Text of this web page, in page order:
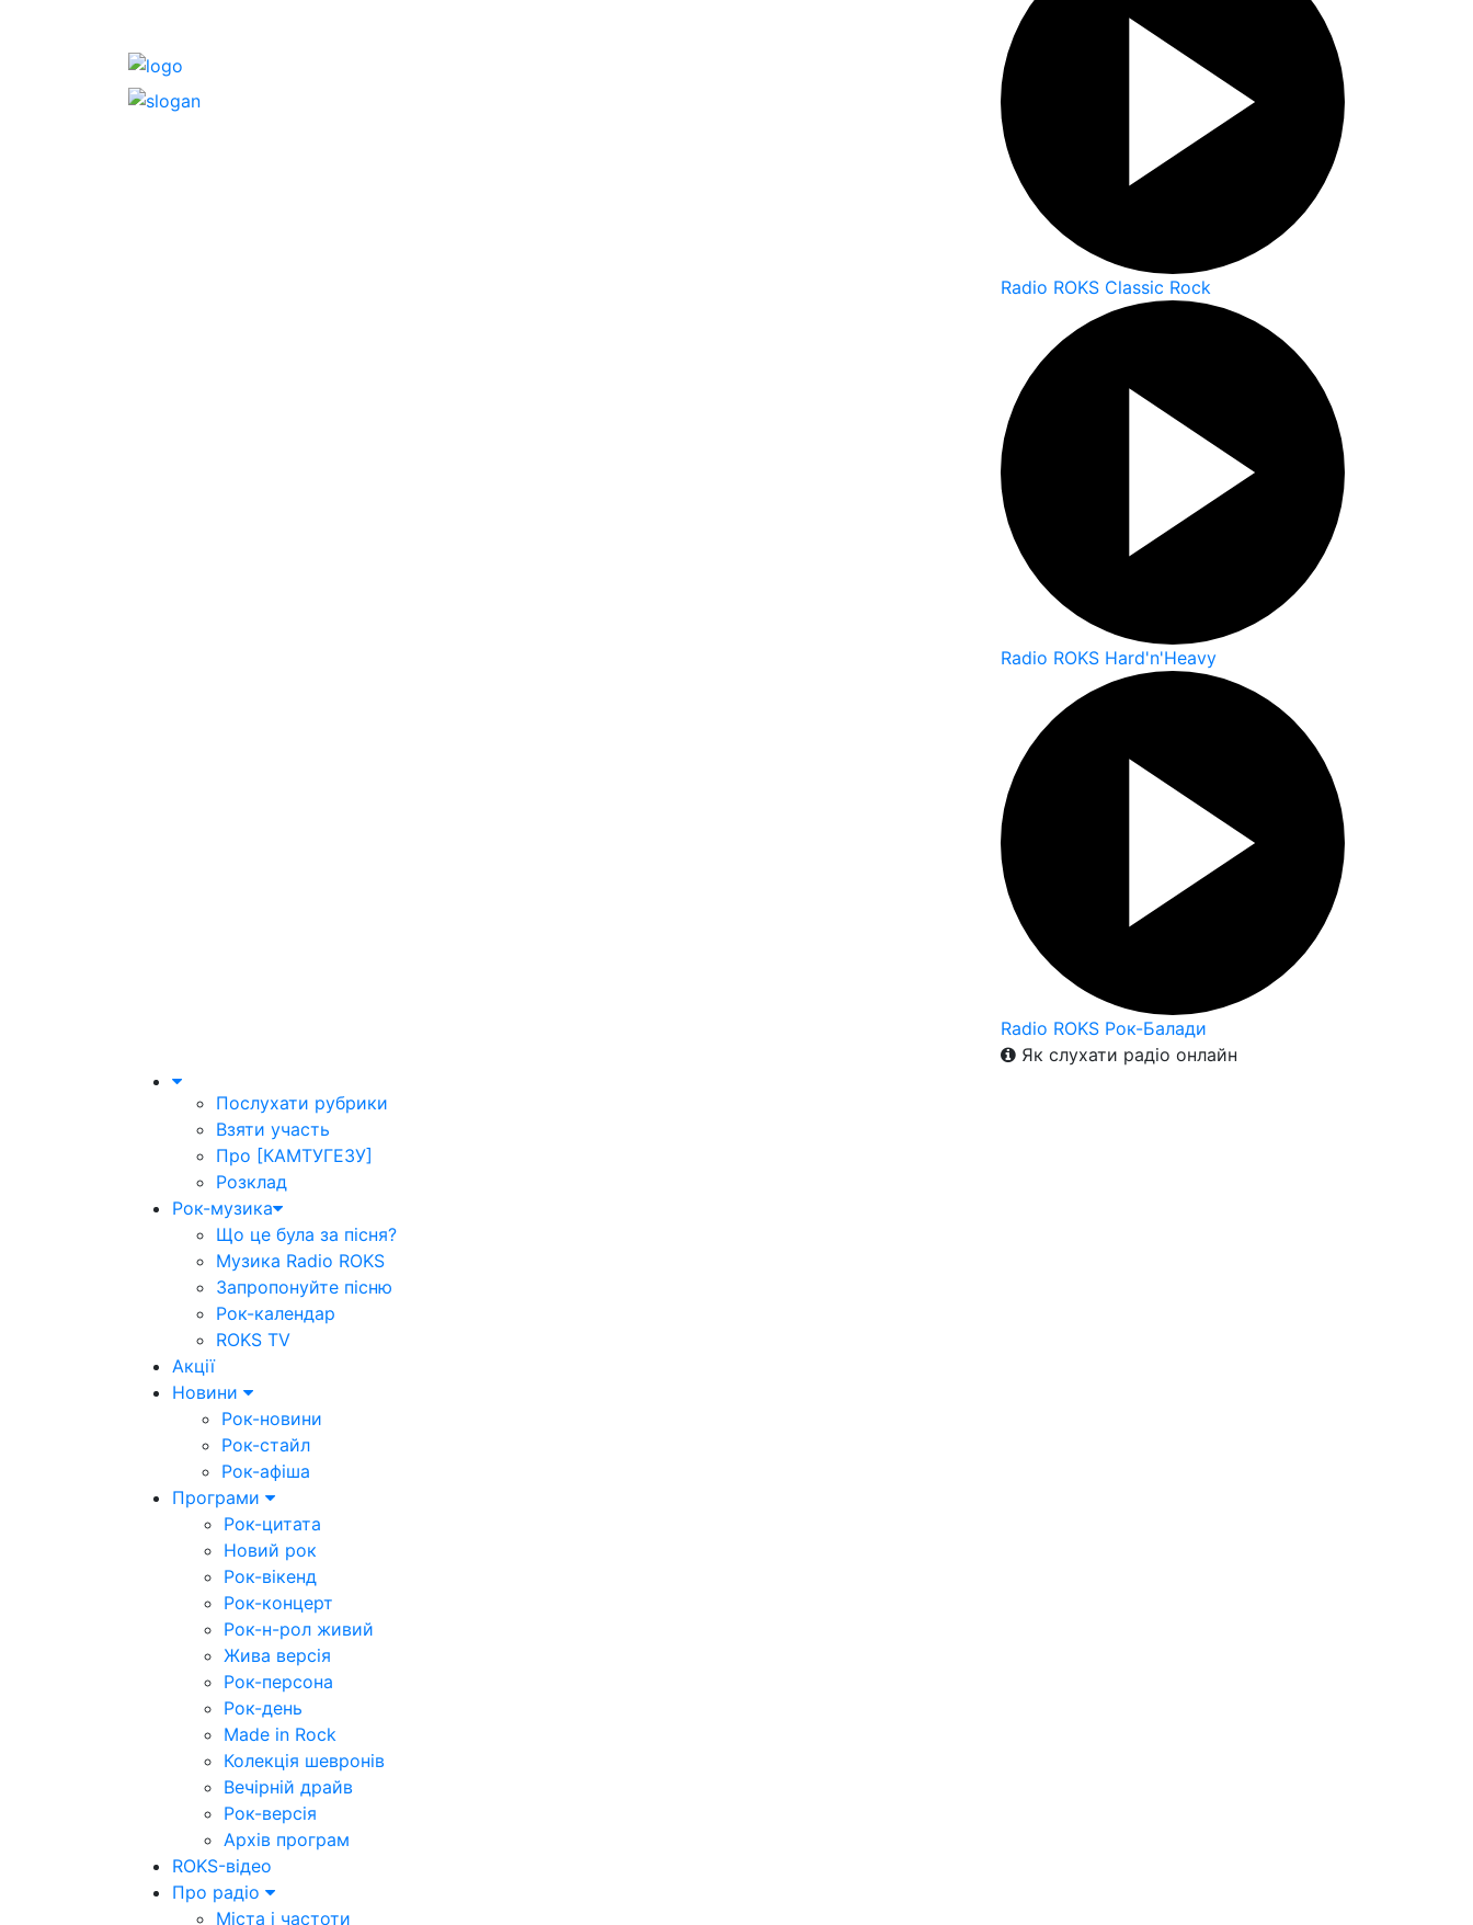
Radio ROKS Classic Rock
Radio ROKS Hard'n'Heavy
Radio ROKS Рок-Балади
Як слухати радіо онлайн
Послухати рубрики
Взяти участь
Про [КАМТУГЕЗУ]
Розклад
Рок-музика
Що це була за пісня?
Музика Radio ROKS
Запропонуйте пісню
Рок-календар
ROKS TV
Акції
Новини
Рок-новини
Рок-стайл
Рок-афіша
Програми
Рок-цитата
Новий рок
Рок-вікенд
Рок-концерт
Рок-н-рол живий
Жива версія
Рок-персона
Рок-день
Made in Rock
Колекція шевронів
Вечірній драйв
Рок-версія
Архів програм
ROKS-відео
Про радіо
Міста і частоти